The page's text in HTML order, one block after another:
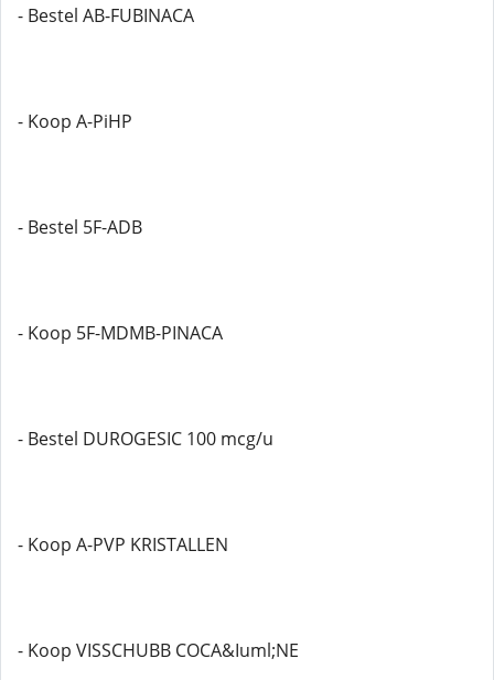
- Bestel AB-FUBINACA
- Koop A-PiHP
- Bestel 5F-ADB
- Koop 5F-MDMB-PINACA
- Bestel DUROGESIC 100 mcg/u
- Koop A-PVP KRISTALLEN
- Koop VISSCHUBB COCA&Iuml;NE